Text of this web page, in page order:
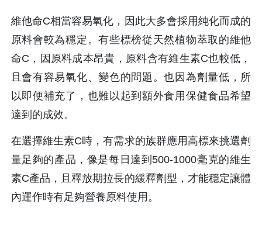
維他命C相當容易氧化，因此大多會採用純化而成的
原料會較為穩定。有些標榜從天然植物萃取的維他
命C，因原料成本昂貴，原料含有維生素C也較低，
且會有容易氧化、變色的問題。也因為劑量低，所
以即便補充了，也難以起到額外食用保健食品希望
達到的成效。
在選擇維生素C時，有需求的族群應用高標來挑選劑
量足夠的產品，像是每日達到500-1000毫克的維生
素C產品，且釋放期拉長的緩釋劑型，才能穩定讓體
內運作時有足夠營養原料使用。